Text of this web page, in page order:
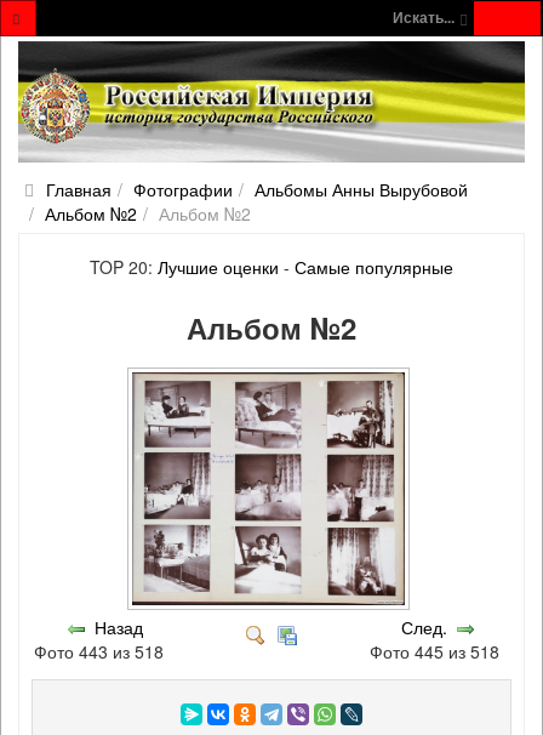
Искать...
Главная Фотографии
Альбомы Анны Вырубовой
Альбом №2
Альбом №2
TOP 20: Лучшие оценки - Самые популярные
Альбом №2
Назад
Фото 443 из 518
След.
Фото 445 из 518